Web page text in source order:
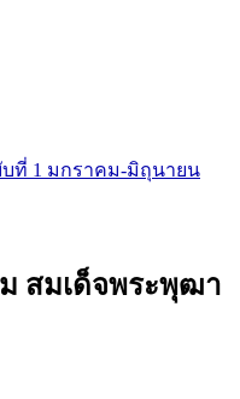
บที่ 1 มกราคม-มิถุนายน
สมเด็จพระพุฒา